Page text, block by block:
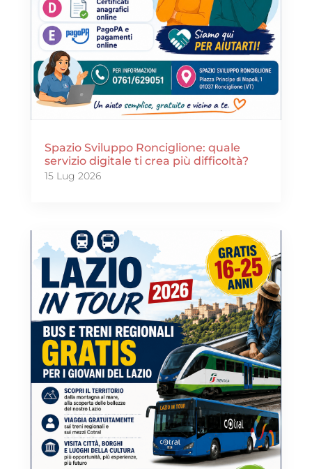
Spazio Sviluppo Ronciglione: quale
servizio digitale ti crea più difficoltà?
15 Lug 2026